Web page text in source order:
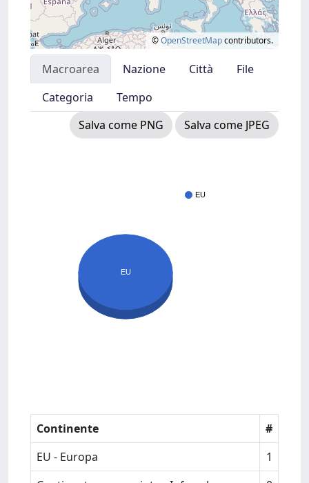
©OpenStreetMapcontributors.
Macroarea Nazione Città
File
Categoria
Tempo
Salva come PNG
Salva come JPEG
EU
EU
Continente
#
EU - Europa
1